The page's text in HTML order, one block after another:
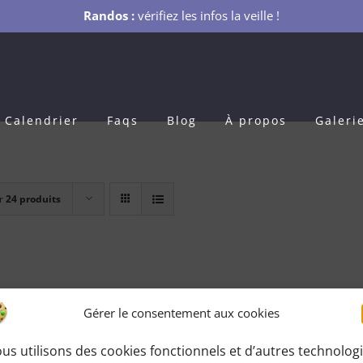
Randos : vérifiez les infos la veille !
Gérer le consentement aux cookies
utilisons des cookies fonctionnels et d’autres
Calendrier Faqs Blog À propos
24 produits